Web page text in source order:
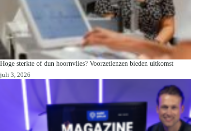
Hoge sterkte of dun hoornvlies? Voorzetlenzen bieden uitkomst
juli 3, 2026